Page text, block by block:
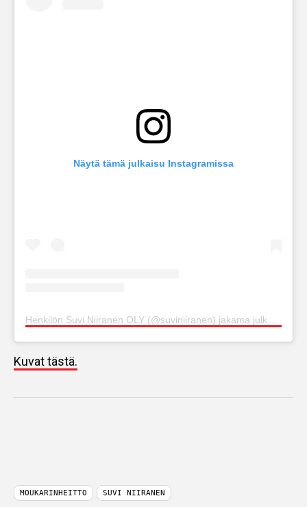
Näytä tämä julkaisu Instagramissa
Kuvat tästä.
MOUKARINHEITTO SUVI NIIRANEN